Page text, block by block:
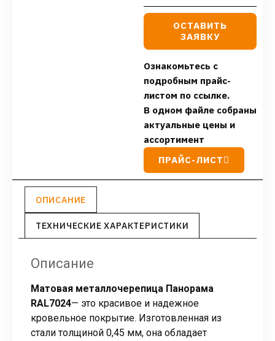
ОСТАВИТЬ
ЗАЯВКУ
Ознакомьтесь с
подробным прайс-
листом по ссылке.
В одном файле собраны
актуальные цены и
ассортимент
ПРАЙС-ЛИСТ
ОПИСАНИЕ
ТЕХНИЧЕСКИЕ ХАРАКТЕРИСТИКИ
Описание
Матовая металлочерепица Панорама
RAL7024— это красивое и надежное
кровельное покрытие. Изготовленная из
стали толщиной 0,45 мм, она обладает